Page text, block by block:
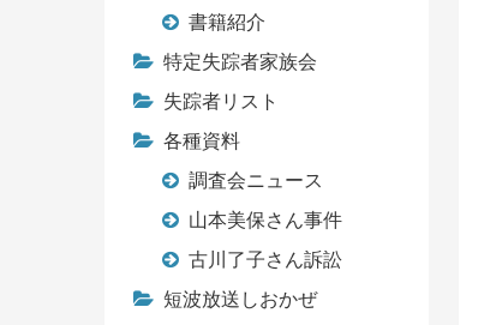
書籍紹介
特定失踪者家族会
失踪者リスト
各種資料
調査会ニュース
山本美保さん事件
古川了子さん訴訟
短波放送しおかぜ